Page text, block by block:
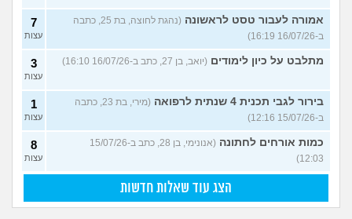
אמורה לעבור טסט לראשונה
(נהגת לחוצה, בת 25, כתבה
ב-16/07/26 16:19)
7
עצות
מתלבט על כיון לימודים (יואב, בן 27, כתב ב-16/07/26 16:10) 3
עצות
בירור לגבי תכנית 4 שנתית לרפואה
(מירי, בת 23, כתבה
ב-15/07/26 12:16)
1
עצות
כמות אורחים לחתונה
(אנונימי, בן 28, כתב ב-15/07/26
12:03)
8
עצות
הצג עוד שאלות חדשות